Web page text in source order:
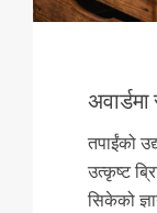
तपाईंको
उत्कृष्ट
सिकेको